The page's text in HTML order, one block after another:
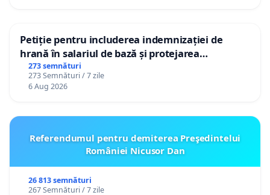
Petiție pentru includerea indemnizației de
hrană în salariul de bază și protejarea
gradațiilor de vechime pentru asistenții
personali
273 semnături
273 Semnături / 7 zile
6 Aug 2026
Referendumul pentru demiterea Preşedintelui
României Nicusor Dan
26 813 semnături
267 Semnături / 7 zile